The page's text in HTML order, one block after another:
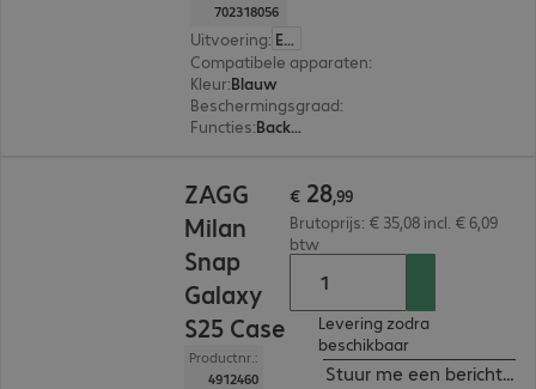
702318056
Uitvoering: Europa
Compatibele apparaten:
Kleur:Blauw
Beschermingsgraad:
Functies: Back protection
ZAGG
Milan
Snap
Galaxy
S25 Case
Productnr.:
4912460
€ 28,99
Brutoprijs: € 35,08 incl. € 6,09
btw
Levering zodra
beschikbaar
Stuur me een bericht